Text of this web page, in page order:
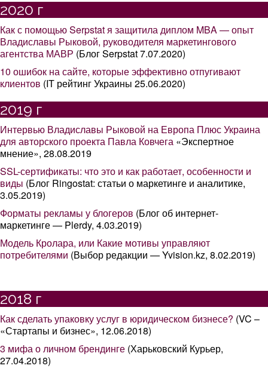
2020 г
Как с помощью Serpstat я защитила диплом MBA — опыт
Владиславы Рыковой, руководителя маркетингового
агентства МАВР (Блог Serpstat 7.07.2020)
10 ошибок на сайте, которые эффективно отпугивают
клиентов (IT рейтинг Украины 25.06.2020)
2019 г
Интервью Владиславы Рыковой на Европа Плюс Украина
для авторского проекта Павла Ковчега «Экспертное
мнение», 28.08.2019
SSL-сертификаты: что это и как работает, особенности и
виды (Блог Ringostat: статьи о маркетинге и аналитике,
3.05.2019)
Форматы рекламы у блогеров (Блог об интернет-
маркетинге — Plerdy, 4.03.2019)
Модель Кролара, или Какие мотивы управляют
потребителями (Выбор редакции — Yvision.kz, 8.02.2019)
2018 г
Как сделать упаковку услуг в юридическом бизнесе? (VC –
«Стартапы и бизнес», 12.06.2018)
3 мифа о личном брендинге (Харьковский Курьер,
27.04.2018)